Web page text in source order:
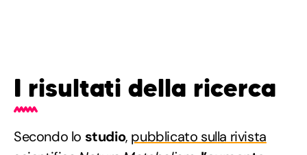
I risultati della ricerca
Secondo lo studio, pubblicato sulla rivista